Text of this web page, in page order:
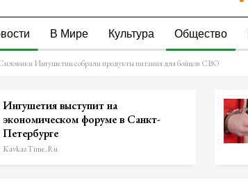
В Мире Культура Общество
Ингушетии собрали продукты питания для бойцов СВО
Ингушетия выступит на
экономическом форуме в Санкт-
Петербурге
KavkazTime.ru